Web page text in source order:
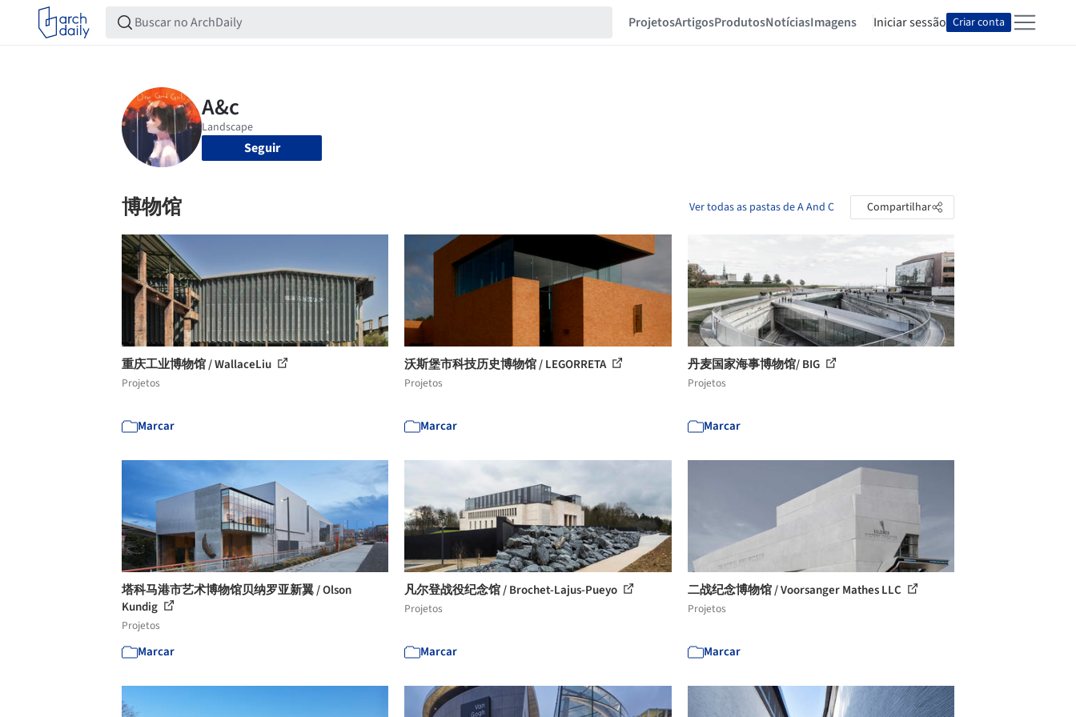
ProjetosArtigosProdutosNotíciasImagens Iniciar sessão Criar conta
Seguir
博物馆 Ver todas as pastas de A And C Compartilhar
重庆工业博物馆 / WallaceLiu
Projetos
Marcar
沃斯堡市科技历史博物馆 / LEGORRETA
Projetos
Marcar
丹麦国家海事博物馆/ BIG
Projetos
Marcar
塔科马港市艺术博物馆贝纳罗亚新翼 / Olson
Kundig
Projetos
Marcar
凡尔登战役纪念馆 / Brochet-Lajus-Pueyo
Projetos
Marcar
二战纪念博物馆 / Voorsanger Mathes LLC
Projetos
Marcar